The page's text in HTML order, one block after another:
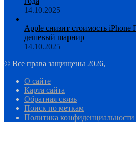
14.10.2025
Apple снизит стоимость iPhone
дешевый шарнир
14.10.2025
© Все права защищены 2026, |
О сайте
Карта сайта
Обратная связь
Поиск по меткам
Политика конфиденциальности